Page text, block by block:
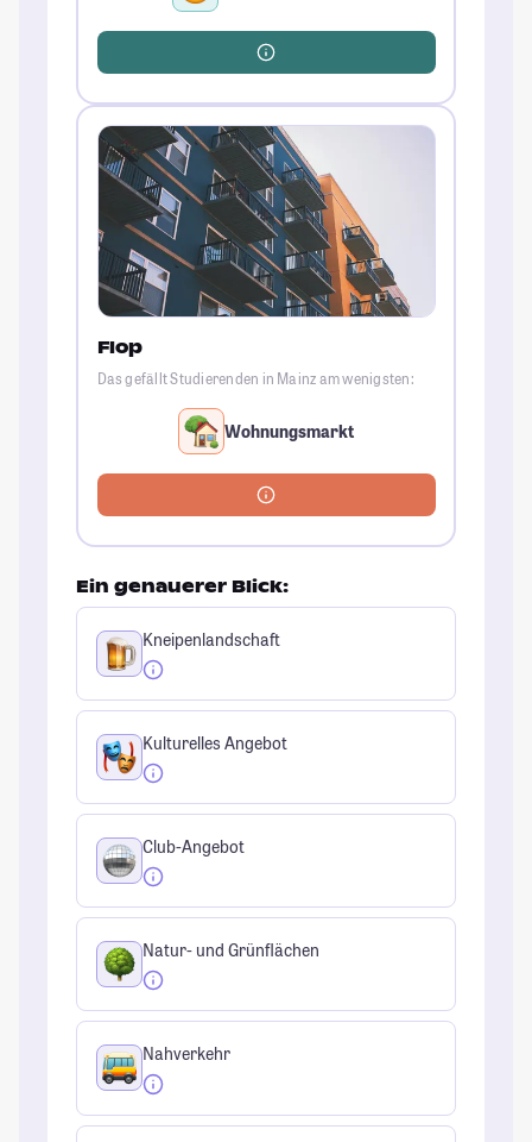
Flop
Das gefällt Studierenden in Mainz am wenigsten:
Wohnungsmarkt
Ein genauerer Blick:
Kneipenlandschaft
Kulturelles Angebot
Club-Angebot
Natur- und Grünflächen
Nahverkehr